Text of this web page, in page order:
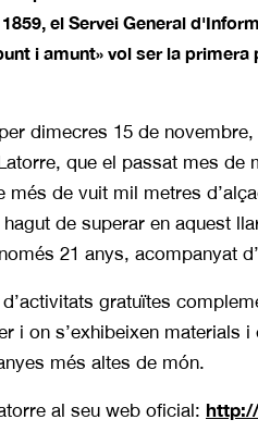
el Servei General
i amunt» vol ser la
dimecres 15 de
que el passat mes de
de vuit mil metres
de superar en aquest
21 anys, acompanyat
gratuïtes
i on s’exhibeixen materials
més altes de món.
al seu web oficial: